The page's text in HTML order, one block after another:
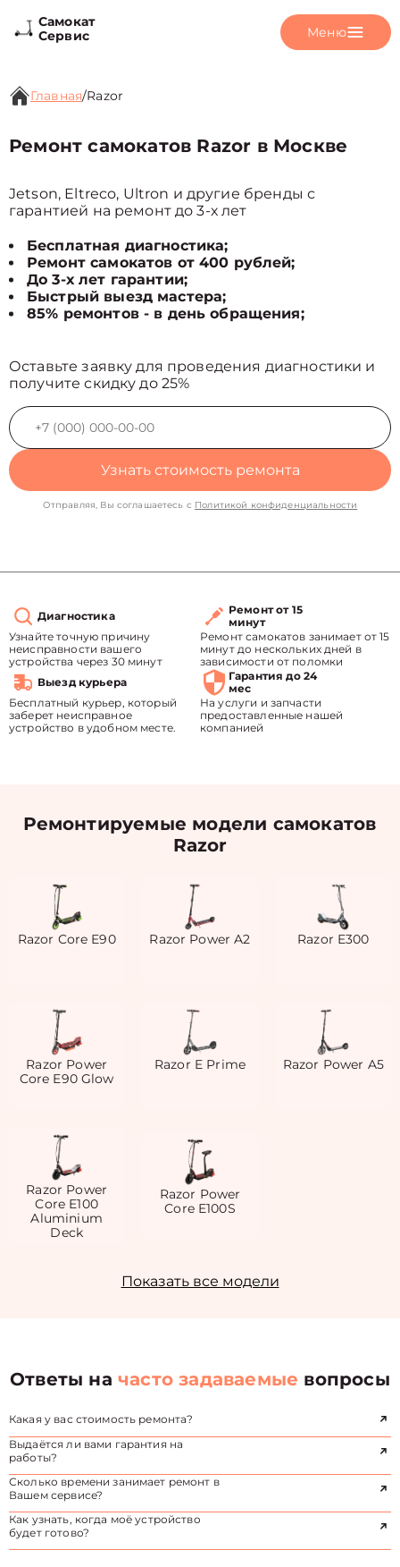
Самокат
Сервис
Меню
Главная/Razor
Ремонт самокатов Razor в Москве
Jetson, Eltreco, Ultron и другие бренды с
гарантией на ремонт до 3-х лет
Бесплатная диагностика;
Ремонт самокатов от 400 рублей;
До 3-х лет гарантии;
Быстрый выезд мастера;
85% ремонтов - в день обращения;
Оставьте заявку для проведения диагностики и
получите скидку до 25%
Узнать стоимость ремонта
Отправляя, Вы соглашаетесь с Политикой конфиденциальности
Диагностика
Узнайте точную причину
неисправности вашего
устройства через 30 минут
Ремонт от 15
минут
Ремонт самокатов занимает от 15
минут до нескольких дней в
зависимости от поломки
Выезд курьера
Бесплатный курьер, который
заберет неисправное
устройство в удобном месте.
Гарантия до 24
мес
На услуги и запчасти
предоставленные нашей
компанией
Ремонтируемые модели самокатов
Razor
Razor Core E90 Razor Power A2 Razor E300
Razor Power
Core E90 Glow
Razor E Prime Razor Power A5
Razor Power
Core E100
Aluminium
Deck
Razor Power
Core E100S
Показать все модели
Ответы начасто задаваемые вопросы
Какая у вас стоимость ремонта?
Выдаётся ли вами гарантия на
работы?
Сколько времени занимает ремонт в
Вашем сервисе?
Как узнать, когда моё устройство
будет готово?